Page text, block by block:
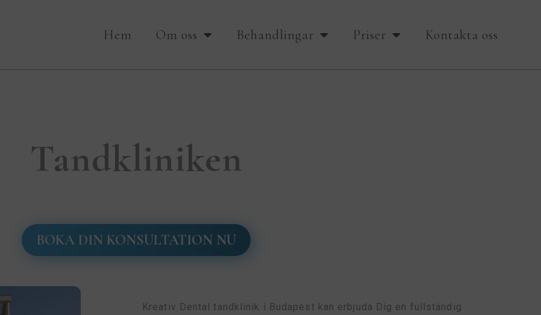
Hem Om oss Behandlingar Priser Kontakta oss
Tandkliniken
BOKA DIN KONSULTATION NU
Kreativ Dental tandklinik i Budapest kan erbjuda Dig en fullständig